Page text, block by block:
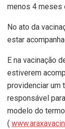
menos 4 meses
No ato da
estar
E na vacinação
estiverem
providenciar um
responsável
modelo do
(